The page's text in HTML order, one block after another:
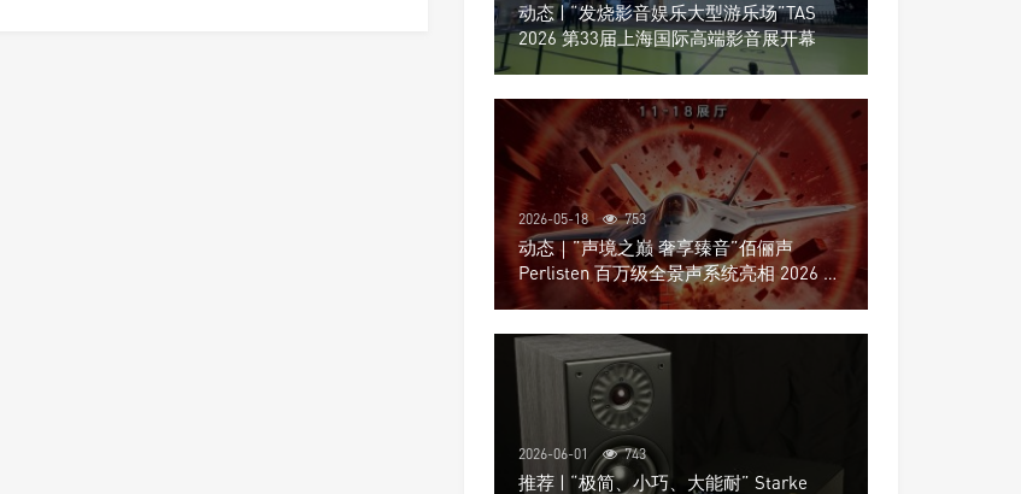
动态 | “发烧影音娱乐大型游乐场”TAS
2026 第33届上海国际高端影音展开幕
2026-05-18 753
动态｜”声境之巅 奢享臻音”佰俪声
Perlisten 百万级全景声系统亮相 2026 北
京国际音响展
2026-06-01 743
推荐 | “极简、小巧、大能耐” Starke